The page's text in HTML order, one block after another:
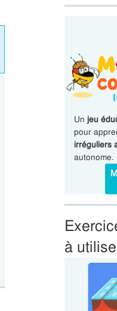
Un jeu
pour
irréguliers
autonome.
à